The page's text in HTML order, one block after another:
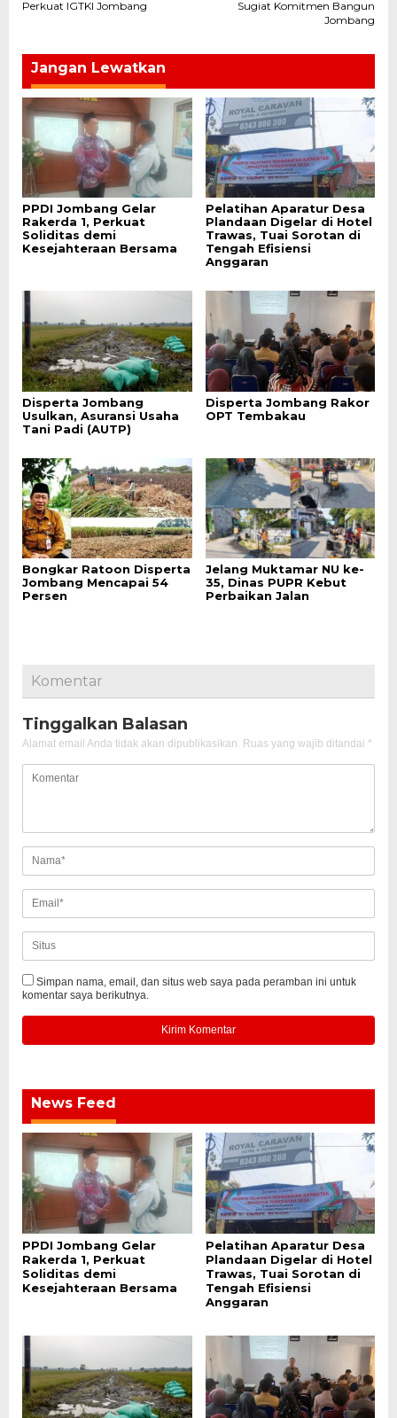
pos
Perkuat IGTKI Jombang
Sugiat Komitmen Bangun
Jombang
Jangan Lewatkan
PPDI Jombang Gelar
Rakerda 1, Perkuat
Soliditas demi
Kesejahteraan Bersama
Pelatihan Aparatur Desa
Plandaan Digelar di Hotel
Trawas, Tuai Sorotan di
Tengah Efisiensi
Anggaran
Disperta Jombang
Usulkan, Asuransi Usaha
Tani Padi (AUTP)
Disperta Jombang Rakor
OPT Tembakau
Bongkar Ratoon Disperta
Jombang Mencapai 54
Persen
Jelang Muktamar NU ke-
35, Dinas PUPR Kebut
Perbaikan Jalan
Komentar
Tinggalkan Balasan
Alamat email Anda tidak akan dipublikasikan. Ruas yang wajib ditandai *
Simpan nama, email, dan situs web saya pada peramban ini untuk
komentar saya berikutnya.
News Feed
PPDI Jombang Gelar
Rakerda 1, Perkuat
Soliditas demi
Kesejahteraan Bersama
Pelatihan Aparatur Desa
Plandaan Digelar di Hotel
Trawas, Tuai Sorotan di
Tengah Efisiensi
Anggaran